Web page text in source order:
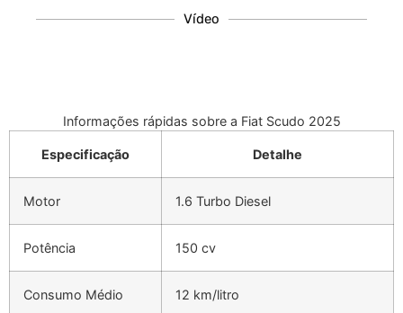
Vídeo
Informações rápidas sobre a Fiat Scudo 2025
Especificação Detalhe
Motor 1.6 Turbo Diesel
Potência 150 cv
Consumo Médio 12 km/litro